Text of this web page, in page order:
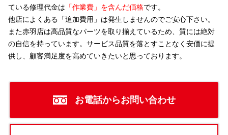
ている修理代金は 「作業費」を含んだ価格です。
他店によくある「追加費用」は発生しませんのでご安心下さい。
また赤羽店は高品質なパーツを取り揃えているため、質には絶対
の自信を持っています。サービス品質を落とすことなく安価に提
供し、顧客満足度を高めていきたいと思っております。
お電話からお問い合わせ